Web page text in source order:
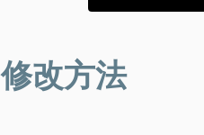
修改方法